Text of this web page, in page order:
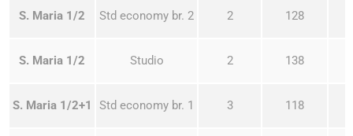
S. Maria 1/2 Std economy br. 2 2 128
S. Maria 1/2 Studio 2 138
S. Maria 1/2+1 Std economy br. 1 3 118